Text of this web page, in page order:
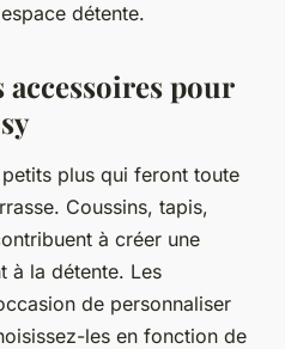
détente.
accessoires pour
plus qui feront toute
Coussins, tapis,
à créer une
à la détente. Les
de personnaliser
les en fonction de